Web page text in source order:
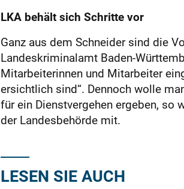
LKA behält sich Schritte vor
Ganz aus dem Schneider sind die
Landeskriminalamt Baden-
Mitarbeiterinnen und Mitarbeiter
ersichtlich sind“. Dennoch wolle
für ein Dienstvergehen ergeben, so
der Landesbehörde mit.
LESEN SIE AUCH